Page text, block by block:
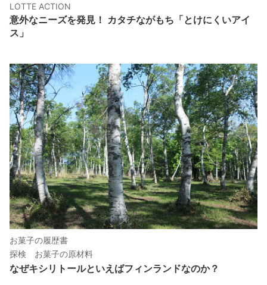
LOTTE ACTION
意外なニーズを発見！ カタチながもち「とけにくいアイ
ス」
お菓子の履歴書
探検 お菓子の原材料
なぜキシリトールといえばフィンランドなのか？